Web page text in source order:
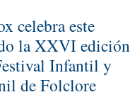
celebra este
la XXVI edición
Infantil y
de Folclore